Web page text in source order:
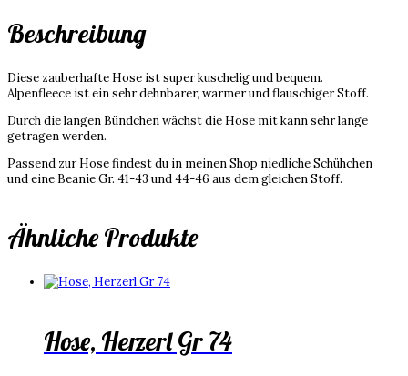
Beschreibung
Diese zauberhafte Hose ist super kuschelig und bequem.
Alpenfleece ist ein sehr dehnbarer, warmer und flauschiger Stoff.
Durch die langen Bündchen wächst die Hose mit kann sehr lange
getragen werden.
Passend zur Hose findest du in meinen Shop niedliche Schühchen
und eine Beanie Gr. 41-43 und 44-46 aus dem gleichen Stoff.
Ähnliche Produkte
Hose, Herzerl Gr 74